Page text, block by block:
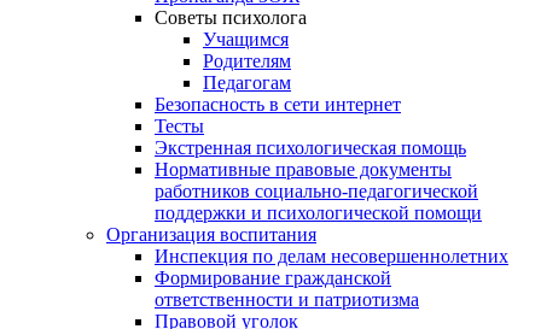
Советы психолога
Учащимся
Родителям
Педагогам
Безопасность в сети интернет
Тесты
Экстренная психологическая помощь
Нормативные правовые документы
работников социально-педагогической
поддержки и психологической помощи
Организация воспитания
Инспекция по делам несовершеннолетних
Формирование гражданской
ответственности и патриотизма
Правовой уголок